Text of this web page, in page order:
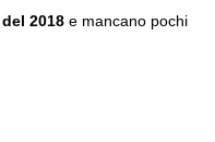
2018 e mancano pochi